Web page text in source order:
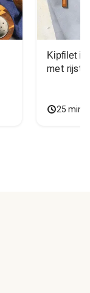
Kipfilet in
met rijst,
25